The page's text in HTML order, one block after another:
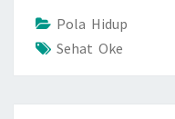
Pola Hidup
Sehat Oke